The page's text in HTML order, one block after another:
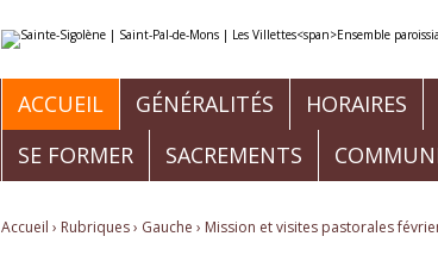
contenu.
ACCUEIL GÉNÉRALITÉS HORAIRES
SE FORMER
SACREMENTS
Accueil › Rubriques› Gauche › Mission et visites pastorales